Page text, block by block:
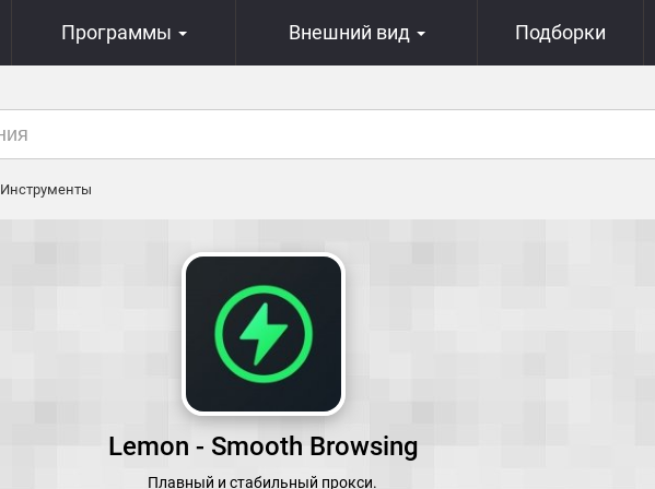
Программы Внешний вид Подборки
Инструменты
Lemon - Smooth Browsing
Плавный и стабильный прокси.